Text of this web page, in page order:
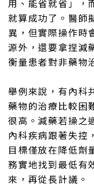
用、能省就省」，
就算成功了。醫師
異，但實際操作時
源外，還要拿捏減
衡量患者對非藥物
舉例來說，有內科
藥物的治療比較困
很高。減藥若操之
內科疾病跟著失控
目標僅放在降低劑
務實地找到最低有
來，再從長計議。